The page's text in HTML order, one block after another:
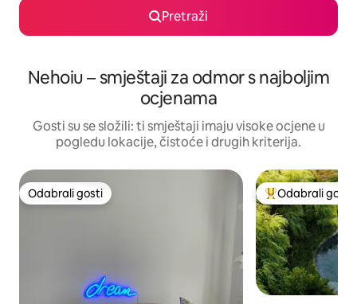
Pretraži
Nehoiu – smještaji za odmor s najboljim
ocjenama
Gosti su se složili: ti smještaji imaju visoke ocjene u
pogledu lokacije, čistoće i drugih kriterija.
Odabrali gosti
Odabrali gosti Među najviše
Odabrali gosti